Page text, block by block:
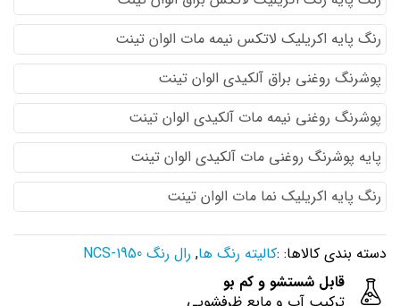
رنگ پایه اكريليك لاتكس نيمه مات الوان تینت
پوشرنگ روغنی براق آلکیدی الوان تینت
پوشرنگ روغنی نیمه مات آلکیدی الوان تینت
پایه پوشرنگ روغنی مات آلکیدی الوان تینت
رنگ پایه اکریلیک نما مات الوان تینت
دسته بندی کالاها: :کالیته رنگ ها, رال رنگ NCS-1950
قابل شستشو و کم بو